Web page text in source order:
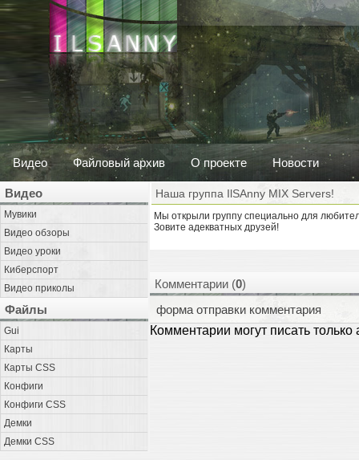
Видео Файловый архив О проекте Новости
Видео
Мувики
Видео обзоры
Видео уроки
Киберспорт
Видео приколы
Файлы
Gui
Карты
Карты CSS
Конфиги
Конфиги CSS
Демки
Демки CSS
Наша группа IlSAnny MIX Servers!
Мы открыли группу специально для
Зовите адекватных друзей!
Комментарии (0)
форма отправки комментария
Комментарии могут писать